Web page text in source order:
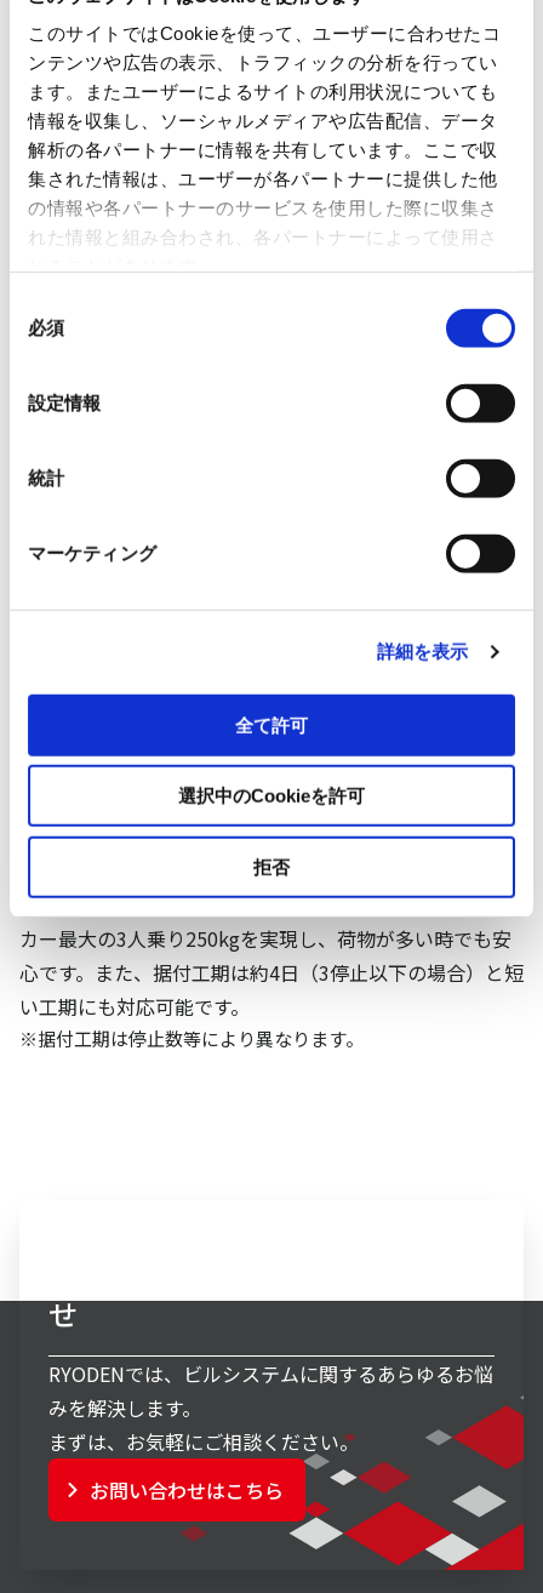
このサイトではCookieを使って、ユーザーに合わせたコ
ンテンツや広告の表示、トラフィックの分析を行ってい
ます。またユーザーによるサイトの利用状況についても
情報を収集し、ソーシャルメディアや広告配信、データ
解析の各パートナーに情報を共有しています。ここで収
集された情報は、ユーザーが各パートナーに提供した他
の情報や各パートナーのサービスを使用した際に収集さ
れた情報と組み合わされ、各パートナーによって使用さ
必須
設定情報
統計
マーケティング
詳細を表示
全て許可
選択中のCookieを許可
拒否
※要求される仕様については各自治体にご確認ください。
【スイ～とメゾン Ｒプラス】
中低層共同住宅向けに省スペース
のまま積載量アップ
さらに工期短縮
省スペース設計はそのままに、小規模共同住宅用エレベー
ターの設計指針にもとづき開発されました。積載量はメー
カー最大の3人乗り250kgを実現し、荷物が多い時でも安
心です。また、据付工期は約4日（3停止以下の場合）と短
い工期にも対応可能です。
※据付工期は停止数等により異なります。
せ
RYODENでは、ビルシステムに関するあらゆるお悩
みを解決します。
まずは、お気軽にご相談ください。
お問い合わせはこちら